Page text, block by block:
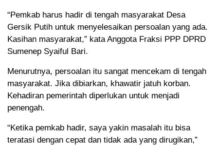
“Pemkab harus hadir di tengah masyarakat Desa
Gersik Putih untuk menyelesaikan persoalan yang ada.
Kasihan masyarakat,” kata Anggota Fraksi PPP DPRD
Sumenep Syaiful Bari.
Menurutnya, persoalan itu sangat mencekam di tengah
masyarakat. Jika dibiarkan, khawatir jatuh korban.
Kehadiran pemerintah diperlukan untuk menjadi
penengah.
“Ketika pemkab hadir, saya yakin masalah itu bisa
teratasi dengan cepat dan tidak ada yang dirugikan,”